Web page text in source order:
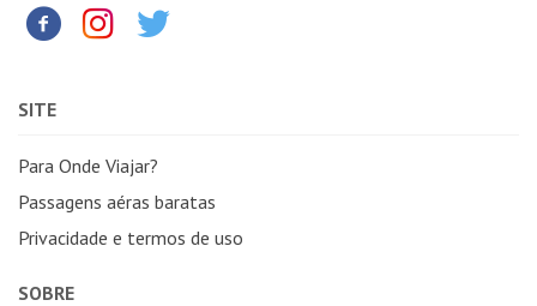
SITE
Para Onde Viajar?
Passagens aéras baratas
Privacidade e termos de uso
SOBRE